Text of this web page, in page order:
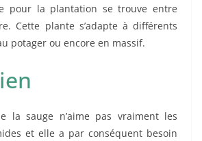
pour la plantation se trouve entre
Cette plante s’adapte à différents
potager ou encore en massif.
la sauge n’aime pas vraiment les
et elle a par conséquent besoin